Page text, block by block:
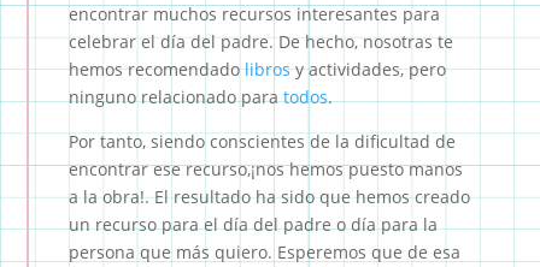
encontrar muchos recursos interesantes para
celebrar el día del padre. De hecho, nosotras te
hemos recomendadolibrosy actividades, pero
ninguno relacionado paratodos.
Por tanto, siendo conscientes de la dificultad de
encontrar ese recurso,¡nos hemos puesto manos
a la obra!. El resultado ha sido que hemos creado
un recurso para el día del padre o día para la
persona que más quiero. Esperemos que de esa